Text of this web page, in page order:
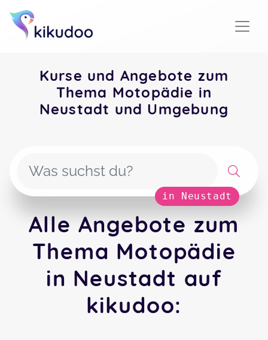
Kurse und Angebote zum
Thema Motopädie in
Neustadt und Umgebung
in Neustadt
Alle Angebote zum
Thema Motopädie
in Neustadt auf
kikudoo: